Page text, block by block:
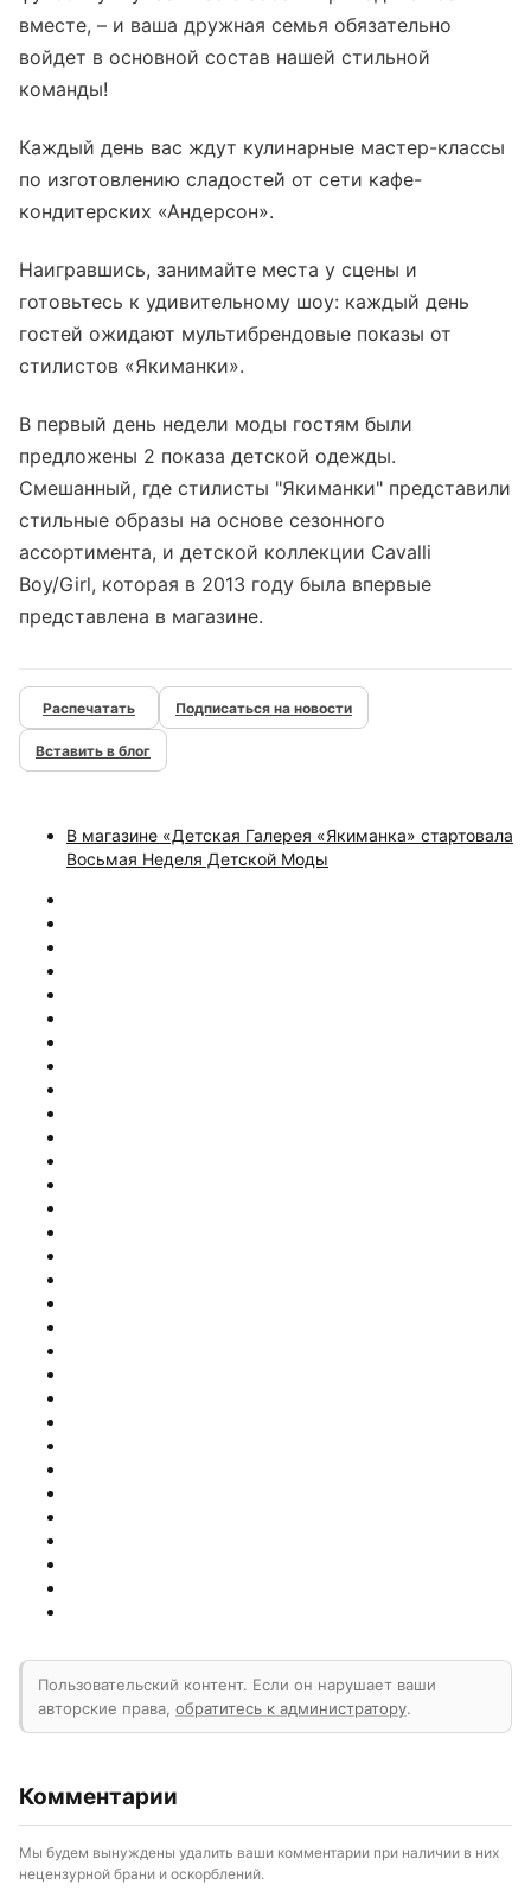
вместе, – и ваша дружная семья обязательно
войдет в основной состав нашей стильной
команды!
Каждый день вас ждут кулинарные мастер-классы
по изготовлению сладостей от сети кафе-
кондитерских «Андерсон».
Наигравшись, занимайте места у сцены и
готовьтесь к удивительному шоу: каждый день
гостей ожидают мультибрендовые показы от
стилистов «Якиманки».
В первый день недели моды гостям были
предложены 2 показа детской одежды.
Смешанный, где стилисты "Якиманки" представили
стильные образы на основе сезонного
ассортимента, и детской коллекции Cavalli
Boy/Girl, которая в 2013 году была впервые
представлена в магазине.
Подписаться на новости
Вставить в блог
В магазине «Детская Галерея «Якиманка» стартовала
Восьмая Неделя Детской Моды
Пользовательский контент. Если он нарушает ваши
авторские права, обратитесь к администратору.
Комментарии
Мы будем вынуждены удалить ваши комментарии при наличии в них
нецензурной брани и оскорблений.